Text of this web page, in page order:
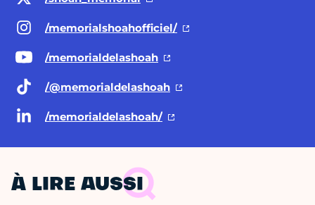
/memorialshoahofficiel/
/memorialdelashoah
/@memorialdelashoah
/memorialdelashoah/
À LIRE AUSSI